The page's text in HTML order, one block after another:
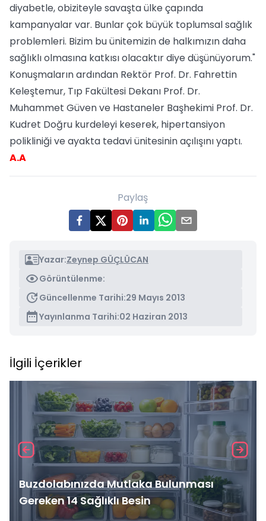
diyabetle, obiziteyle savaşta ülke çapında
kampanyalar var. Bunlar çok büyük toplumsal sağlık
problemleri. Bizim bu ünitemizin de halkımızın daha
sağlıklı olmasına katkısı olacaktır diye düşünüyorum."
Konuşmaların ardından Rektör Prof. Dr. Fahrettin
Keleştemur, Tıp Fakültesi Dekanı Prof. Dr.
Muhammet Güven ve Hastaneler Başhekimi Prof. Dr.
Kudret Doğru kurdeleyi keserek, hipertansiyon
polikliniği ve ayakta tedavi ünitesinin açılışını yaptı.
A.A
Paylaş
Yazar:Zeynep GÜÇLÜCAN
Görüntülenme:
Güncellenme Tarihi:29 Mayıs 2013
Yayınlanma Tarihi:02 Haziran 2013
İlgili İçerikler
Buzdolabınızda Mutlaka Bulunması
Gereken 14 Sağlıklı Besin